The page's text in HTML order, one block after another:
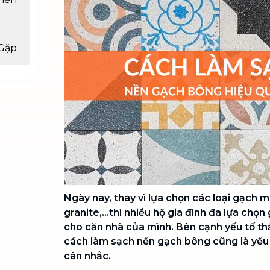
Chuyển nhà trọn gói, không lo dọn
dẹp nơi đi nơi đến
Vệ sinh công nghiệp NEW
Vệ sinh chuyên nghiệp cho văn
phòng, nhà xưởng, công trình lớn
Ngày nay, thay vì lựa chọn các loại gạch
granite,...thì nhiều hộ gia đình đã lựa
cho căn nhà của mình. Bên cạnh yếu tố
cách làm sạch nền gạch bông cũng là
cân nhắc.